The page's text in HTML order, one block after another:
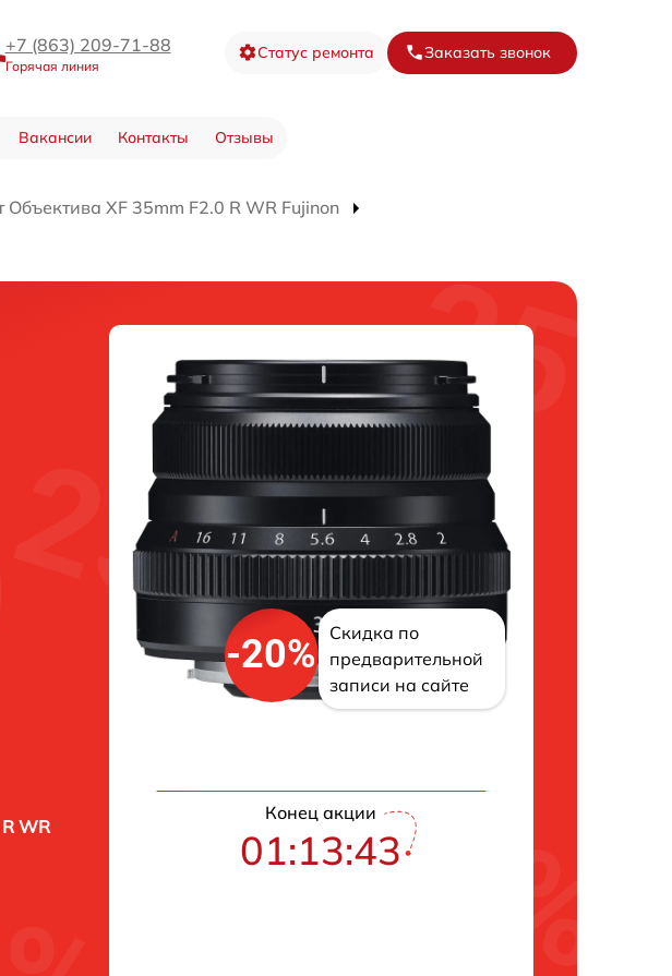
+7 (863) 209-71-88
Горячая линия
Статус ремонта Заказать звонок
Вакансии Контакты Отзывы
Объектива XF 35mm F2.0 R WR Fujinon
WR
-20%
Скидка по
предварительной
записи на сайте
Конец акции
01:13:42